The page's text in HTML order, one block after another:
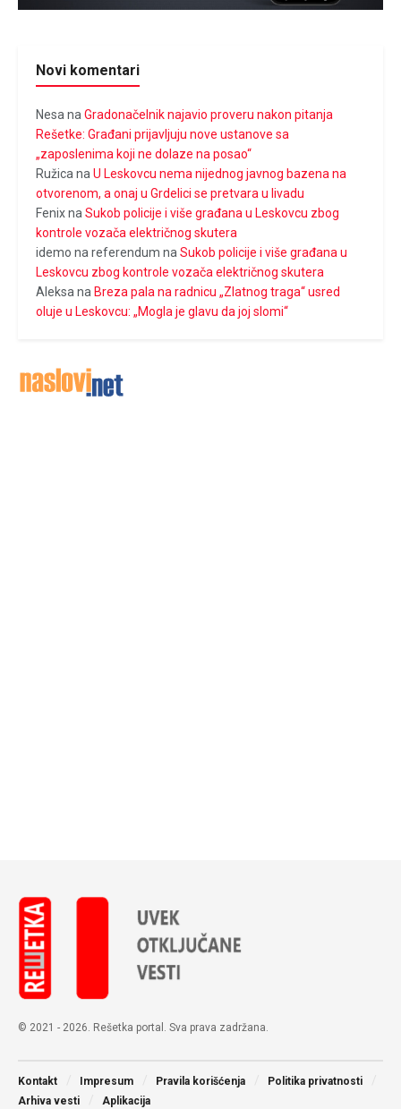
Novi komentari
Nesa na Gradonačelnik najavio proveru nakon pitanja
Rešetke: Građani prijavljuju nove ustanove sa
„zaposlenima koji ne dolaze na posao“
Ružica na U Leskovcu nema nijednog javnog bazena na
otvorenom, a onaj u Grdelici se pretvara u livadu
Fenixna Sukob policije i više građana u Leskovcu zbog
kontrole vozača električnog skutera
idemo na referendum na Sukob policije i više građana u
Leskovcu zbog kontrole vozača električnog skutera
Aleksa na Breza pala na radnicu „Zlatnog traga“ usred
oluje u Leskovcu: „Mogla je glavu da joj slomi“
© 2021 - 2026. Rešetka portal. Sva prava zadržana.
Kontakt Impresum Pravila korišćenja
Politika privatnosti
Arhiva vesti
Aplikacija